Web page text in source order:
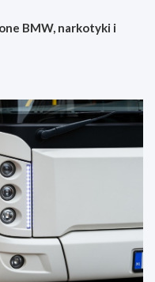
BMW, narkotyki i